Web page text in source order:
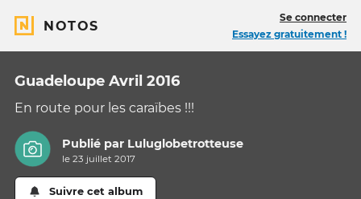
NOTOS
Se connecter
Essayez gratuitement !
Guadeloupe Avril 2016
En route pour les caraïbes !!!
Publié par Luluglobetrotteuse
le 23 juillet 2017
Suivre cet album